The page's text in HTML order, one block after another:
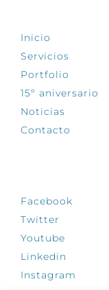
Inicio
Servicios
Portfolio
15º aniversario
Noticias
Contacto
Facebook
Twitter
Youtube
Linkedin
Instagram